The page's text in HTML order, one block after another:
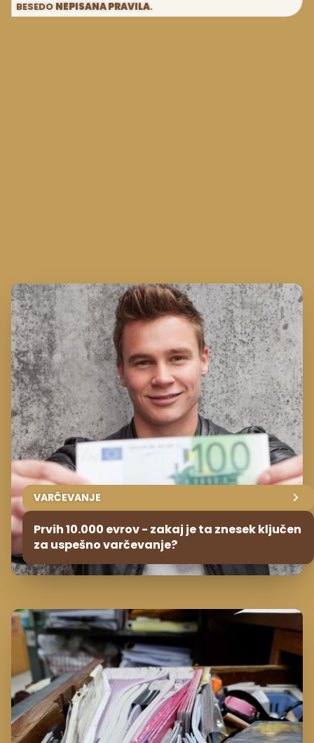
BESEDO NEPISANA PRAVILA.
VARČEVANJE
Prvih 10.000 evrov - zakaj je ta znesek ključen
za uspešno varčevanje?